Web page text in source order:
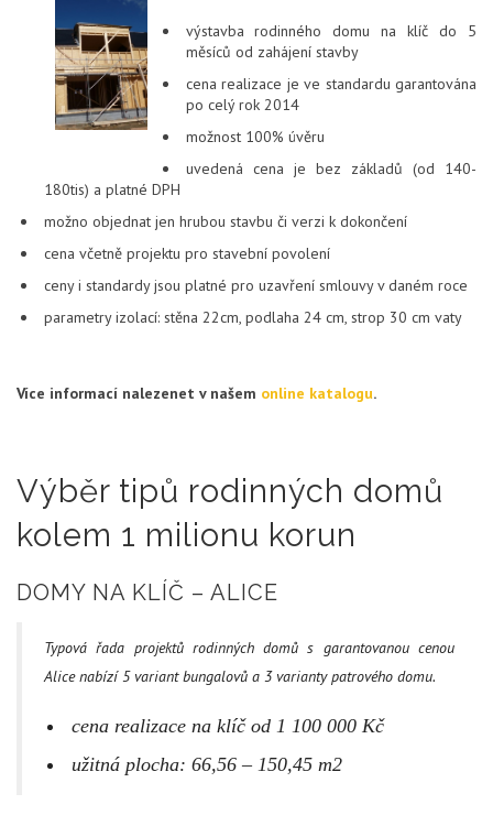
výstavba rodinného domu na klíč do 5
měsíců od zahájení stavby
cena realizace je ve standardu garantována
po celý rok 2014
možnost 100% úvěru
uvedená cena je bez základů (od 140-
180tis) a platné DPH
možno objednat jen hrubou stavbu či verzi k dokončení
cena včetně projektu pro stavební povolení
ceny i standardy jsou platné pro uzavření smlouvy v daném roce
parametry izolací: stěna 22cm, podlaha 24 cm, strop 30 cm vaty
Více informací nalezenet v našem online katalogu.
Výběr tipů rodinných domů
kolem 1 milionu korun
DOMY NA KLÍČ – ALICE
Typová řada projektů rodinných domů s garantovanou cenou
Alice nabízí 5 variant bungalovů a 3 varianty patrového domu.
cena realizace na klíč od 1 100 000 Kč
užitná plocha: 66,56 – 150,45 m2